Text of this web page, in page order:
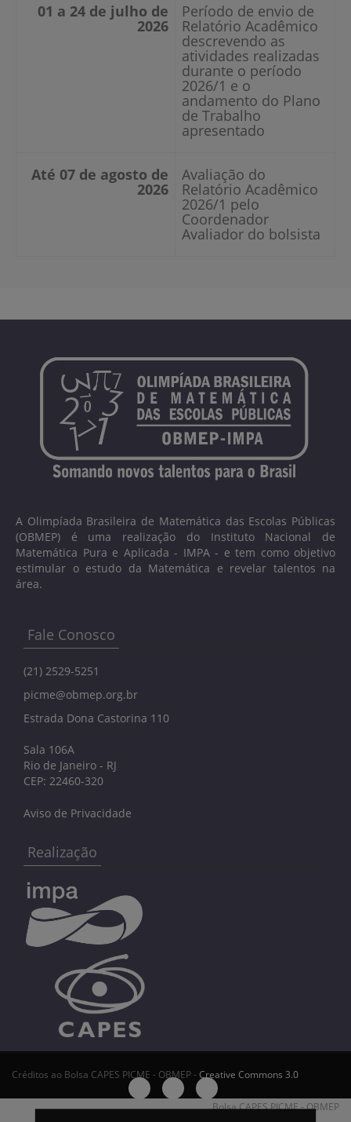
01 a 24 de julho de
2026
Período de envio de
Relatório Acadêmico
descrevendo as
atividades realizadas
durante o período
2026/1 e o
andamento do Plano
de Trabalho
apresentado
Até 07 de agosto de
2026
Avaliação do
Relatório Acadêmico
2026/1 pelo
Coordenador
Avaliador do bolsista
A Olimpíada Brasileira de Matemática das Escolas Públicas
(OBMEP) é uma realização do Instituto Nacional de
Matemática Pura e Aplicada - IMPA - e tem como objetivo
estimular o estudo da Matemática e revelar talentos na
área.
Fale Conosco
(21) 2529-5251
picme@obmep.org.br
Estrada Dona Castorina 110
Sala 106A
Rio de Janeiro - RJ
CEP: 22460-320
Aviso de Privacidade
Realização
Créditos ao Bolsa CAPES PICME - OBMEP - Creative Commons 3.0
Bolsa CAPES PICME - OBMEP